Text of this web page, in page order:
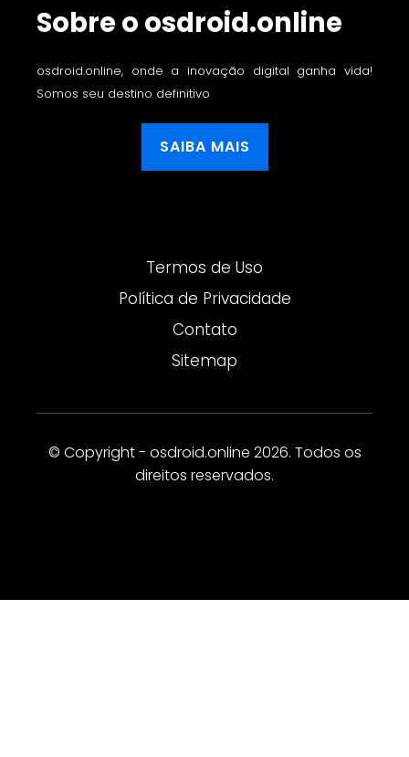
Sobre o osdroid.online
osdroid.online, onde a inovação digital ganha vida!
Somos seu destino definitivo
SAIBA MAIS
Termos de Uso
Política de Privacidade
Contato
Sitemap
© Copyright - osdroid.online 2026. Todos os
direitos reservados.